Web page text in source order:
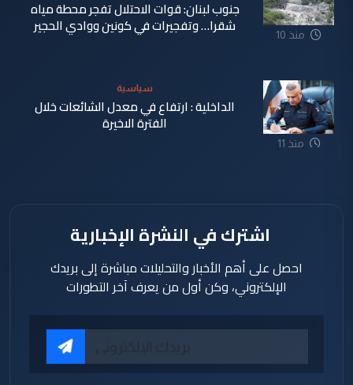
منذ 10
جنوب لبنان: قوات الاحتلال تفجر محطة مياه
شقرا… وتفجيرات في كونين ووادي الحجير
منذ 11
سياسية
الداخلية : ارتفاع في معدل الشائعات خلال
الفترة الاخيرة
اشترك في النشرة الإخبارية
احصل على أهم الأخبار والتحليلات مباشرة إلى بريدك
الإلكتروني، وكن أول من يعرف آخر التطورات